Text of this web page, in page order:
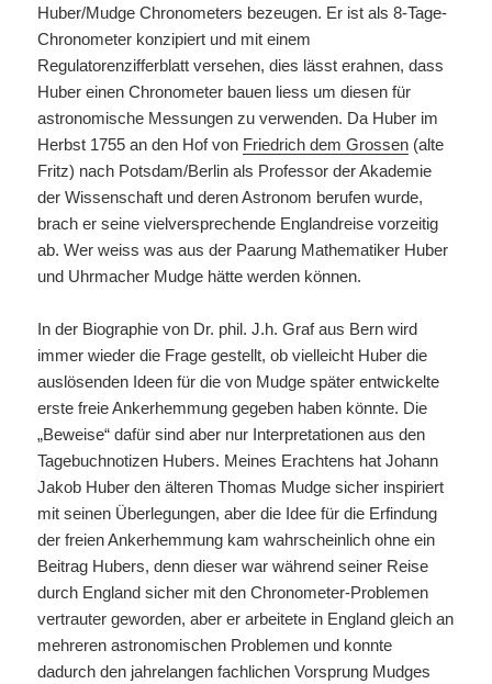
Huber/Mudge Chronometers bezeugen. Er ist als 8-Tage-
Chronometer konzipiert und mit einem
Regulatorenzifferblatt versehen, dies lässt erahnen, dass
Huber einen Chronometer bauen liess um diesen für
astronomische Messungen zu verwenden. Da Huber im
Herbst 1755 an den Hof von Friedrich dem Grossen (alte
Fritz) nach Potsdam/Berlin als Professor der Akademie
der Wissenschaft und deren Astronom berufen wurde,
brach er seine vielversprechende Englandreise vorzeitig
ab. Wer weiss was aus der Paarung Mathematiker Huber
und Uhrmacher Mudge hätte werden können.
In der Biographie von Dr. phil. J.h. Graf aus Bern wird
immer wieder die Frage gestellt, ob vielleicht Huber die
auslösenden Ideen für die von Mudge später entwickelte
erste freie Ankerhemmung gegeben haben könnte. Die
„Beweise“ dafür sind aber nur Interpretationen aus den
Tagebuchnotizen Hubers. Meines Erachtens hat Johann
Jakob Huber den älteren Thomas Mudge sicher inspiriert
mit seinen Überlegungen, aber die Idee für die Erfindung
der freien Ankerhemmung kam wahrscheinlich ohne ein
Beitrag Hubers, denn dieser war während seiner Reise
durch England sicher mit den Chronometer-Problemen
vertrauter geworden, aber er arbeitete in England gleich an
mehreren astronomischen Problemen und konnte
dadurch den jahrelangen fachlichen Vorsprung Mudges